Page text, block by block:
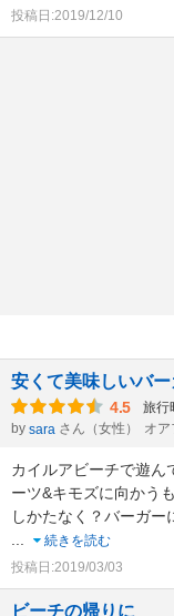
投稿日:2019/12/10
安くて美味しいバ
4.5 旅行
by sara さん（女性） オ
カイルアビーチで遊ん
ーツ&キモズに向かう
しかたなく？バーガー
...
続きを読む
投稿日:2019/03/03
ビーチの帰りに